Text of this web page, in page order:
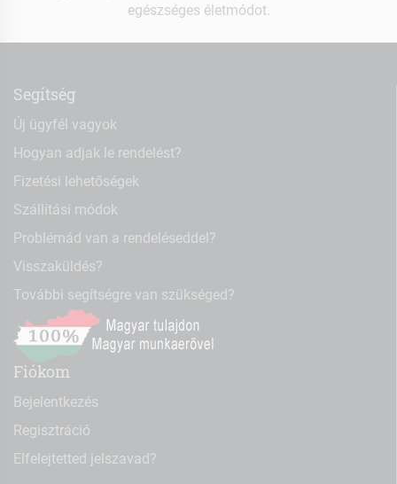
egészséges életmódot.
Segítség
Új ügyfél vagyok
Hogyan adjak le rendelést?
Fizetési lehetőségek
Szállítási módok
Problémád van a rendeléseddel?
Visszaküldés?
További segítségre van szükséged?
Fiókom
Bejelentkezés
Regisztráció
Elfelejtetted jelszavad?